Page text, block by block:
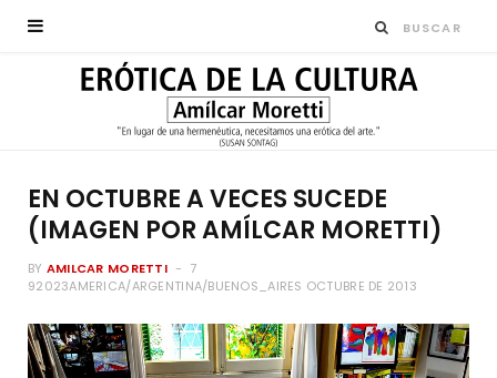
EN OCTUBRE A VECES SUCEDE
(IMAGEN POR AMÍLCAR MORETTI)
BY AMILCAR MORETTI
7
92023AMERICA/ARGENTINA/BUENOS_AIRES OCTUBRE DE 2013